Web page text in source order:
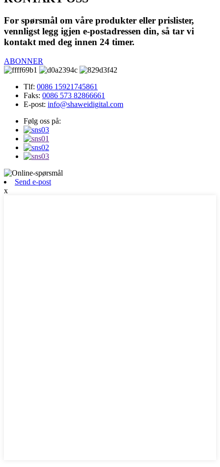
For spørsmål om våre produkter eller prislister,
vennligst legg igjen e-postadressen din, så tar vi
kontakt med deg innen 24 timer.
ABONNER
Tlf: 0086 15921745861
Faks: 0086 573 82866661
E-post: info@shaweidigital.com
Følg oss på:
Send e-post
x